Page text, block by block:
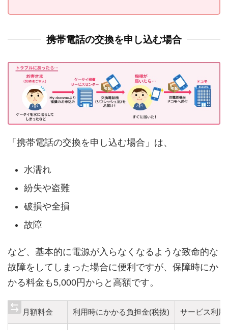
携帯電話の交換を申し込む場合
「携帯電話の交換を申し込む場合」は、
水濡れ
紛失や盗難
破損や全損
故障
など、基本的に電源が入らなくなるような致命的な
故障をしてしまった場合に便利ですが、保障時にか
かる料金も5,000円からと高額です。
月額料金 利用時にかかる負担金(税抜) サービス利用